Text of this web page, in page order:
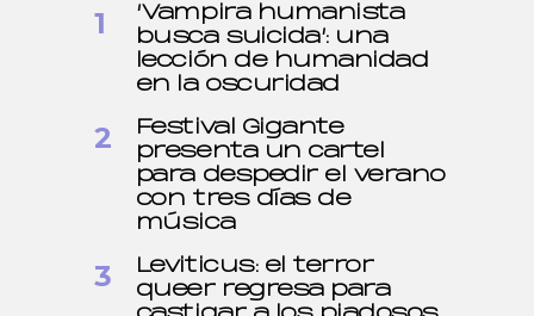
‘Vampira humanista
busca suicida’: una
lección de humanidad
en la oscuridad
Festival Gigante
presenta un cartel
para despedir el verano
con tres días de
música
Leviticus: el terror
queer regresa para